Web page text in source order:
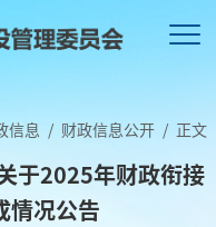
信息 / 财政信息公开 / 正文
于2025年财政衔接
情况公告